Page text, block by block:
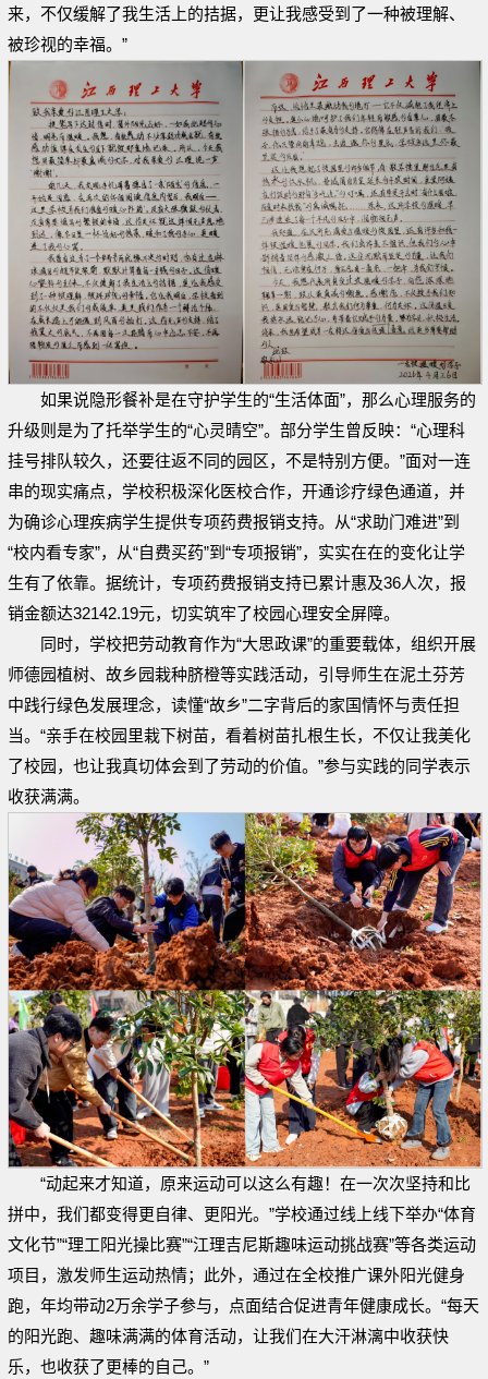
来，不仅缓解了我生活上的拮据，更让我感受到了一种被理解、
被珍视的幸福。”
如果说隐形餐补是在守护学生的“生活体面”，那么心理服务的
升级则是为了托举学生的“心灵晴空”。部分学生曾反映：“心理科
挂号排队较久，还要往返不同的园区，不是特别方便。”面对一连
串的现实痛点，学校积极深化医校合作，开通诊疗绿色通道，并
为确诊心理疾病学生提供专项药费报销支持。从“求助门难进”到
“校内看专家”，从“自费买药”到“专项报销”，实实在在的变化让学
生有了依靠。据统计，专项药费报销支持已累计惠及36人次，报
销金额达32142.19元，切实筑牢了校园心理安全屏障。
同时，学校把劳动教育作为“大思政课”的重要载体，组织开展
师德园植树、故乡园栽种脐橙等实践活动，引导师生在泥土芬芳
中践行绿色发展理念，读懂“故乡”二字背后的家国情怀与责任担
当。“亲手在校园里栽下树苗，看着树苗扎根生长，不仅让我美化
了校园，也让我真切体会到了劳动的价值。”参与实践的同学表示
收获满满。
“动起来才知道，原来运动可以这么有趣！在一次次坚持和比
拼中，我们都变得更自律、更阳光。”学校通过线上线下举办“体育
文化节”“理工阳光操比赛”“江理吉尼斯趣味运动挑战赛”等各类运动
项目，激发师生运动热情；此外，通过在全校推广课外阳光健身
跑，年均带动2万余学子参与，点面结合促进青年健康成长。“每天
的阳光跑、趣味满满的体育活动，让我们在大汗淋漓中收获快
乐，也收获了更棒的自己。”